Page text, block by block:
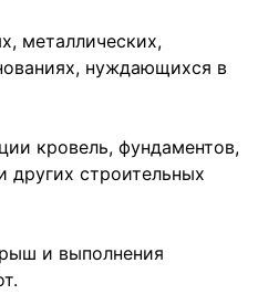
металлических,
нуждающихся в
кровель, фундаментов,
строительных
и выполнения